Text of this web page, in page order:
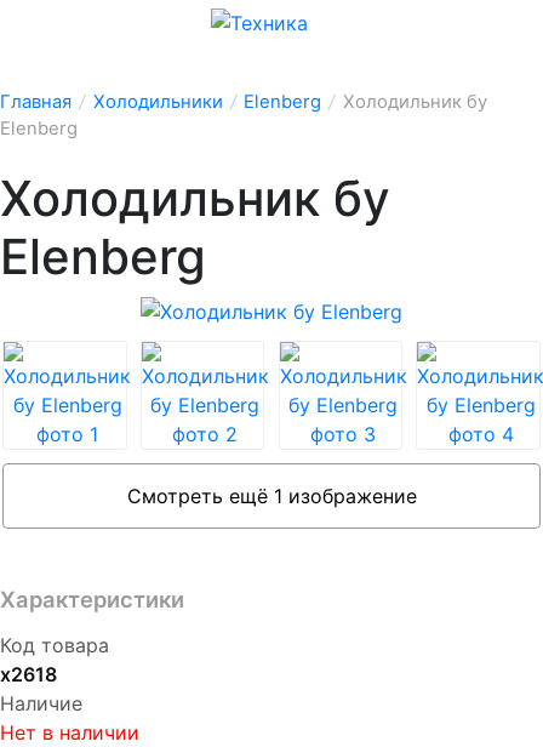
Главная / Холодильники / Elenberg / Холодильник бу
Elenberg
Холодильник бу
Elenberg
Смотреть ещё 1 изображение
Характеристики
Код товара
х2618
Наличие
Нет в наличии